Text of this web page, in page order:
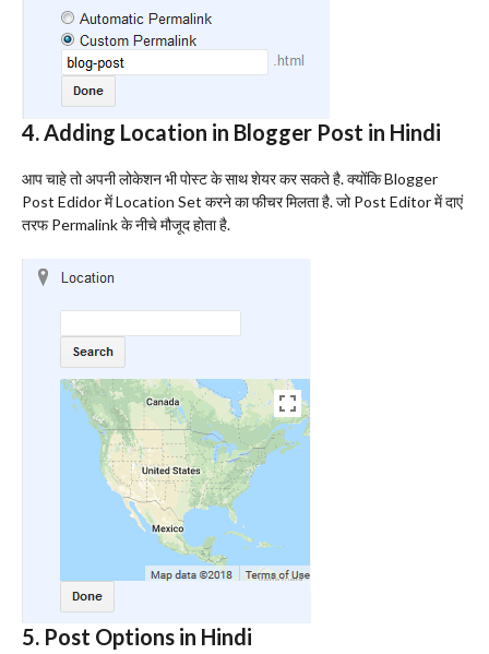
4. Adding Location in Blogger Post in Hindi
आप चाहे तो अपनी लोकेशन भी पोस्ट के साथ शेयर कर सकते है. क्योंकि Blogger
Post Edidor में Location Set करने का फीचर मिलता है. जो Post Editor में दाएं
तरफ Permalink के नीचे मौजूद होता है.
5. Post Options in Hindi